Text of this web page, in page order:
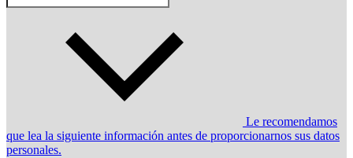
Le recomendamos
que lea la siguiente información antes de proporcionarnos sus datos
personales.